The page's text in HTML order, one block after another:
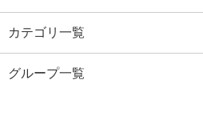
カテゴリ一覧
グループ一覧